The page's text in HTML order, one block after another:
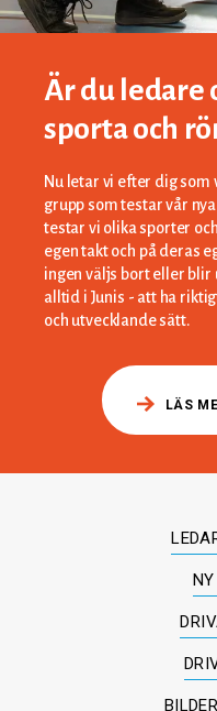
Är du ledare
sporta och
Nu letar vi efter dig
grupp som testar vår
testar vi olika sporter
egen takt och på deras
ingen väljs bort eller blir
alltid i Junis - att ha
och utvecklande sätt.
LÄS